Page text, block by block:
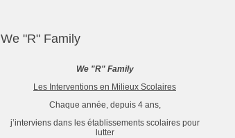
We "R" Family
We "R" Family
Les Interventions en Milieux Scolaires
Chaque année, depuis 4 ans,
j’interviens dans les établissements scolaires pour
lutter